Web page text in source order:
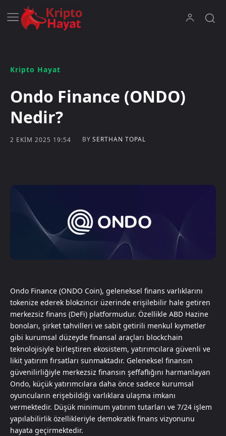
Kripto Hayat
Ondo Finance (ONDO)
Nedir?
2 EKIM 2025 19:54 BY SERTHAN TOPAL
Ondo Finance (ONDO Coin), geleneksel finans varlıklarını
tokenize ederek blokzincir üzerinde erişilebilir hale getiren
merkezsiz finans (DeFi) platformudur. Özellikle ABD Hazine
bonoları, şirket tahvilleri ve sabit getirili menkul kıymetler
gibi kurumsal düzeyde finansal araçları blockchain
teknolojisiyle birleştiren ekosistem, yatırımcılara güvenli ve
likit yatırım fırsatları sunmaktadır. Geleneksel finansın
güvenilirliğiyle merkezsiz finansın şeffaflığını harmanlayan
Ondo, küçük yatırımcılara daha önce sadece kurumsal
oyuncuların erişebildiği varlıklara ulaşma imkanı
vermektedir. Düşük minimum yatırım tutarları ve 7/24 işlem
yapılabilirlik özellikleriyle demokratik finans vizyonunu
hayata geçirmektedir.